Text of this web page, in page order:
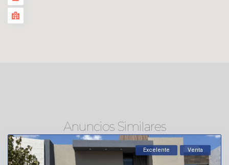
Anuncios Similares
Excelente Venta